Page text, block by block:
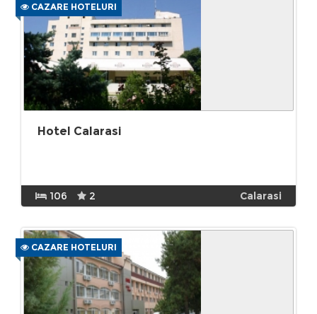
CAZARE HOTELURI
Hotel Calarasi
106 2 Calarasi
CAZARE HOTELURI